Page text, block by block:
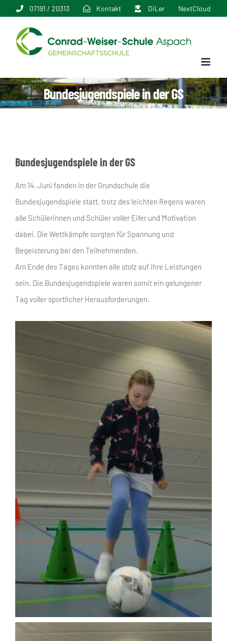
springen
07191 / 20313 Kontakt DiLer NextCloud
Bundesjugendspiele in der GS
Bundesjugendspiele in der GS
Am 14. Juni fanden in der Grundschule die
Bundesjugendspiele statt, trotz des leichten Regens waren
alle Schülerinnen und Schüler voller Eifer und Motivation
dabei. Die Wettkämpfe sorgten für Spannung und
Begeisterung bei den Teilnehmenden.
Am Ende des Tages konnten alle stolz auf ihre Leistungen
sein. Die Bundesjugendspiele waren somit ein gelungener
Tag voller sportlicher Herausforderungen.